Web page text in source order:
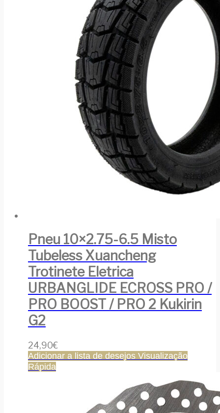
Pneu 10×2.75-6.5 Misto
Tubeless Xuancheng
Trotinete Eletrica
URBANGLIDE ECROSS PRO /
PRO BOOST / PRO 2 Kukirin
G2
24,90€
Adicionar a lista de desejos Visualização
Rápida